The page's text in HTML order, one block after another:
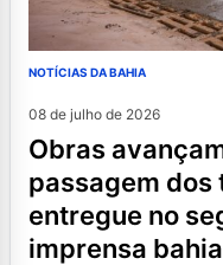
NOTÍCIAS DA BAHIA
08 de julho de 2026
obras avançam e complexo de
passagem dos
entregue no
imprensa bahia